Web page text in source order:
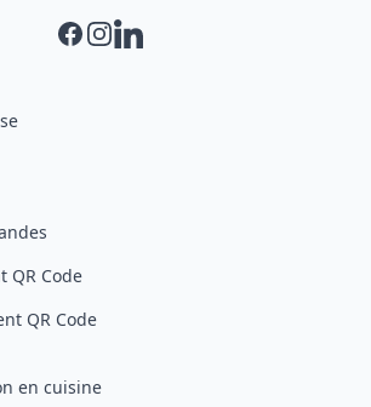
Facebook
Instagram
Linkedin
QR Code
QR Code
en cuisine